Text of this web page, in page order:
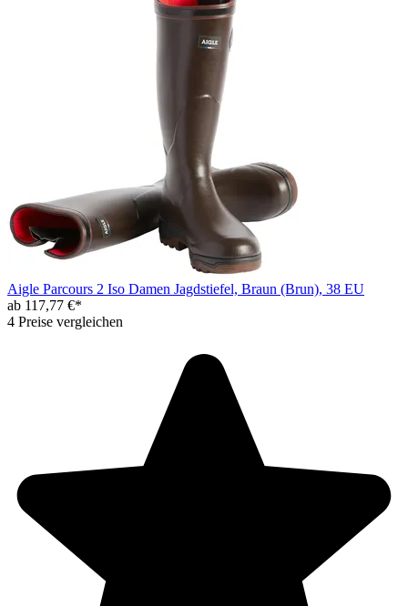
Aigle Parcours 2 Iso Damen Jagdstiefel, Braun (Brun), 38 EU
ab 117,77 €*
4 Preise vergleichen